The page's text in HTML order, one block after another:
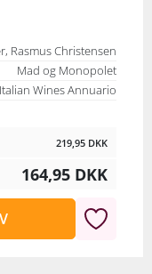
Rasmus Christensen
Mad og Monopolet
Wines Annuario
219,95 DKK
164,95 DKK